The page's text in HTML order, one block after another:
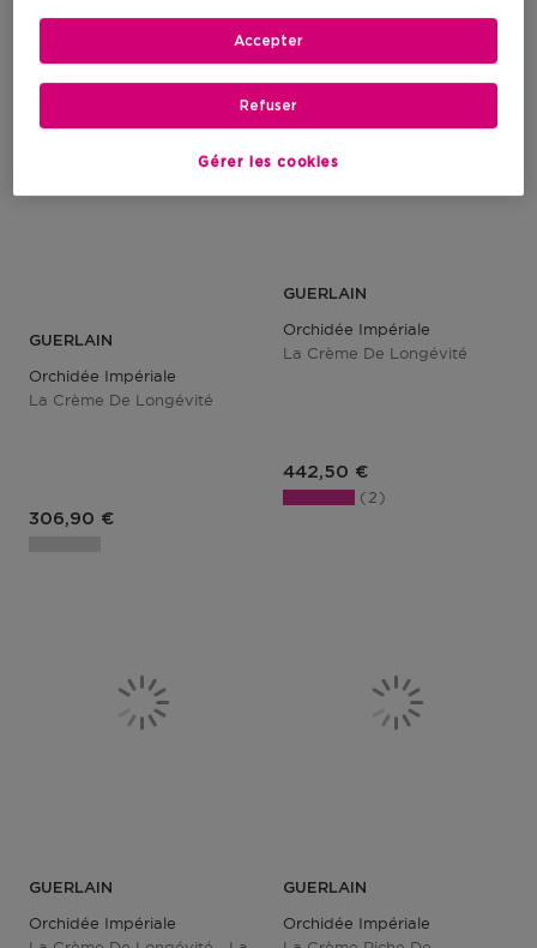
GUERLAIN
Orchidée Impériale
La Crème De Longévité
Prix du produit
306,90 €
GUERLAIN
Orchidée Impériale
La Crème De Longévité
Prix du produit
442,50 €
2
GUERLAIN
Orchidée Impériale
GUERLAIN
Orchidée Impériale
Gérer les cookies
Refuser
Accepter